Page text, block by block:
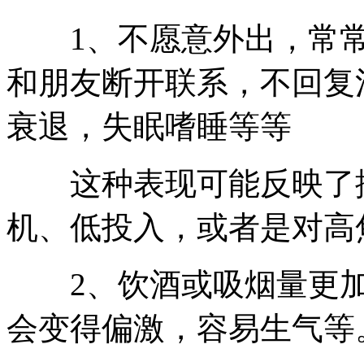
1、不愿意外出，常常
和朋友断开联系，不回
衰退，失眠嗜睡等等
这种表现可能反映了
机、低投入，或者是对
2、饮酒或吸烟量更加
会变得偏激，容易生气